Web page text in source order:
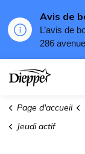
Avis de
L’avis de
286
Ville de
Page d'accueil
Jeudi actif